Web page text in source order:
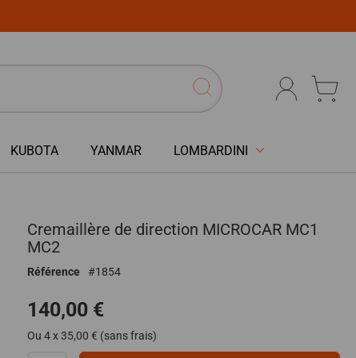
KUBOTA YANMAR LOMBARDINI
Cremaillère de direction MICROCAR MC1
MC2
Référence 1854
140,00 €
Ou 4 x 35,00 € (sans frais)